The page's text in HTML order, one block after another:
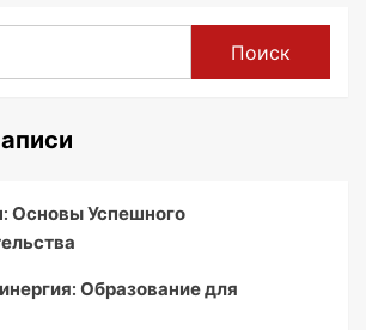
Поиск
Основы Успешного
Образование для